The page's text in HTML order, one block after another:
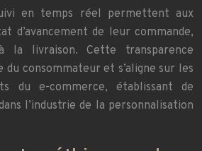
en temps réel permettent aux
d’avancement de leur commande,
la livraison. Cette transparence
consommateur et s’aligne sur les
du e-commerce, établissant de
l’industrie de la personnalisation